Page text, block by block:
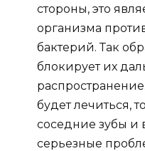
стороны, это
организма
бактерий. Так
блокирует их
будет лечиться,
соседние зубы и
серьезные